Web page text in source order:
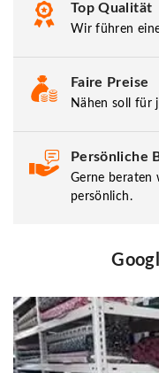
Top Qualität
Wir führen
Faire Preise
Nähen soll für
Persönliche
Gerne beraten
persönlich.